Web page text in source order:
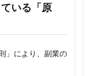
いる「原
」により、副業の